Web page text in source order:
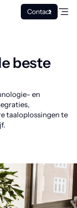
Contact
beste
en
taaloplossingen te